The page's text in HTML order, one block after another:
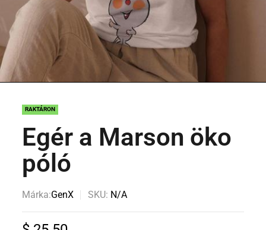
RAKTÁRON
Egér a Marson öko
póló
Márka:GenX SKU: N/A